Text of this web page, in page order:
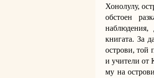
Хонолулу,
обстоен
наблюдения,
книгата. За
острови, той
и учители от
му на